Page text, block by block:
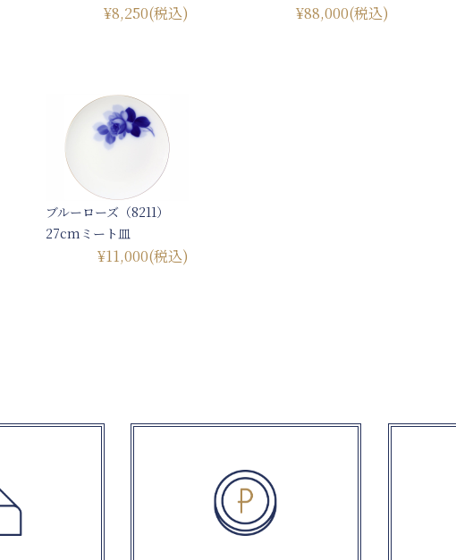
¥8,250(税込) ¥88,000(税込)
ブルーローズ（8211）
27cmミート皿
¥11,000(税込)